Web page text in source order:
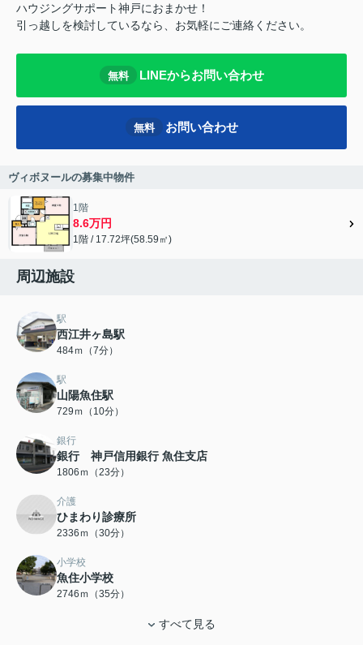
ハウジングサポート神戸におまかせ！
引っ越しを検討しているなら、お気軽にご連絡ください。
無料 LINEからお問い合わせ
無料 お問い合わせ
ヴィボヌールの募集中物件
1階
8.6万円
1階 / 17.72坪(58.59㎡)
周辺施設
駅
西江井ヶ島駅
484ｍ（7分）
駅
山陽魚住駅
729ｍ（10分）
銀行
銀行 神戸信用銀行 魚住支店
1806ｍ（23分）
介護
ひまわり診療所
2336ｍ（30分）
小学校
魚住小学校
2746ｍ（35分）
すべて見る